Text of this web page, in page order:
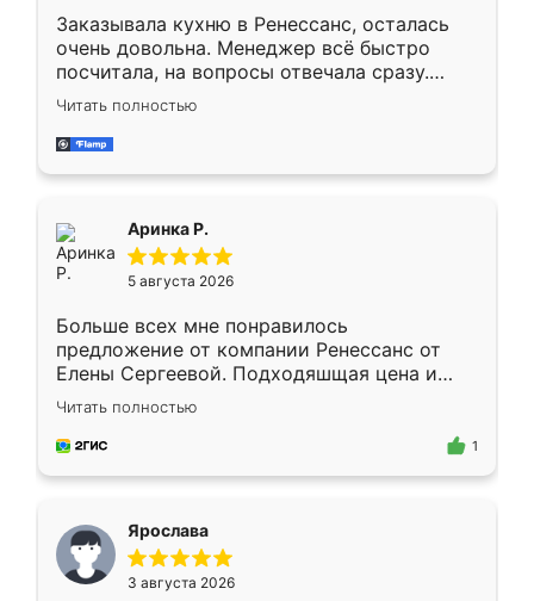
Заказывала кухню в Ренессанс, осталась
очень довольна. Менеджер всё быстро
посчитала, на вопросы отвечала сразу.
Замерщик приехал в субботу, подошёл к
делу со всей ответственностью. Собрали
за день, ребята работали аккуратно, даже
Читать полностью
Аринка Р.
5 августа 2026
Больше всех мне понравилось
предложение от компании Ренессанс от
Елены Сергеевой. Подходяшщая цена и
короткие сроки изготовления. Приехавший
для замера сотрудник Владислав
предложил по моему эскизу самый
Читать полностью
1
Ярослава
3 августа 2026